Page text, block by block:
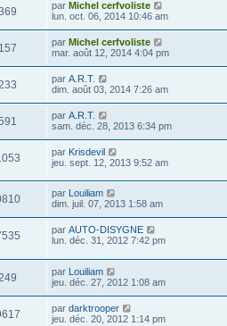
par Michel cerfvoliste
lun. oct. 06, 2014 10:46 am
par Michel cerfvoliste
mar. août 12, 2014 4:04 pm
par A.R.T.
dim. août 03, 2014 7:26 am
par A.R.T.
sam. déc. 28, 2013 6:34 pm
par Krisdevil
jeu. sept. 12, 2013 9:52 am
par Louiliam
dim. juil. 07, 2013 1:58 am
par AUTO-DISYGNE
lun. déc. 31, 2012 7:42 pm
par Louiliam
jeu. déc. 27, 2012 1:08 am
par darktrooper
jeu. déc. 20, 2012 1:14 pm